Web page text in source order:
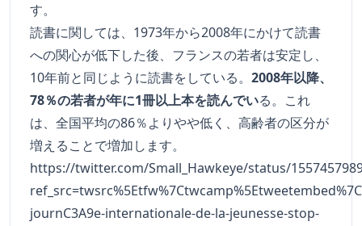
す。
読書に関しては、1973年から2008年にかけて読書
への関心が低下した後、フランスの若者は安定し、
10年前と同じように読書をしている。 2008年以降、
78％の若者が年に1冊以上本を読んでいる。これ
は、全国平均の86％よりやや低く、高齢者の区分が
増えることで増加します。
https://twitter.com/Small_Hawkeye/status/
journC3A9e-internationale-de-la-jeunesse-stop-